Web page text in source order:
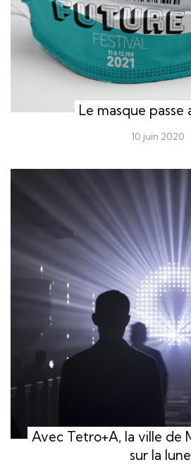
Le masque passe
10 juin 2020
Avec Tetro+A, la ville de
sur la lune